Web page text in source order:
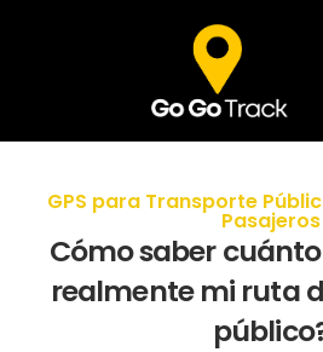
GPS para Transporte
Pasajeros
Cómo saber
realmente mi ruta